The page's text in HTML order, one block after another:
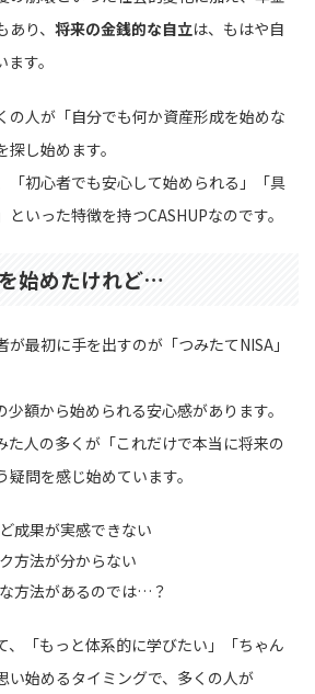
り、 将来の金銭的な自立は、もはや自
す。
の人が「自分でも何か資産形成を始めな
し始めます。
「初心者でも安心して始められる」「具
いった特徴を持つCASHUPなのです。
始めたけれど…
最初に手を出すのが「つみたてNISA」
額から始められる安心感があります。
た人の多くが「これだけで本当に将来の
問を感じ始めています。
成果が実感できない
方法が分からない
方法があるのでは…？
、「もっと体系的に学びたい」「ちゃん
い始めるタイミングで、多くの人が